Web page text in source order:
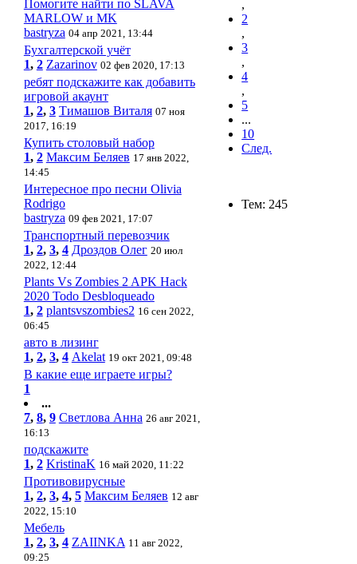
,
2
,
3
,
4
,
5
...
10
След.
Тем: 245
Помогите найти по SLAVA
MARLOW и MK
bastryza 04 апр 2021, 13:44
Бухгалтерской учёт
1, 2 Zazarinov 02 фев 2020, 17:13
ребят подскажите как добавить
игровой акаунт
1, 2, 3 Тимашов Виталя 07 ноя
2017, 16:19
Купить столовый набор
1, 2 Максим Беляев 17 янв 2022,
14:45
Интересное про песни Olivia
Rodrigo
bastryza 09 фев 2021, 17:07
Транспортный перевозчик
1, 2, 3, 4 Дроздов Олег 20 июл
2022, 12:44
Plants Vs Zombies 2 APK Hack
2020 Todo Desbloqueado
1, 2 plantsvszombies2 16 сен 2022,
06:45
авто в лизинг
1, 2, 3, 4 Akelat 19 окт 2021, 09:48
В какие еще играете игры?
1
...
7, 8, 9 Светлова Анна 26 авг 2021,
16:13
подскажите
1, 2 KristinaK 16 май 2020, 11:22
Противовирусные
1, 2, 3, 4, 5 Максим Беляев 12 авг
2022, 15:10
Мебель
1, 2, 3, 4 ZAIINKA 11 авг 2022,
09:25